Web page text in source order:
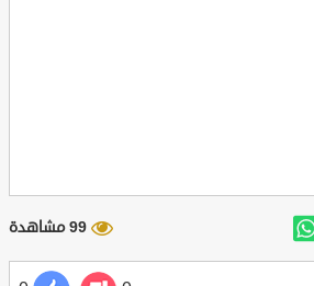
99 مشاهدة